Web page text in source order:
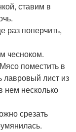
ставим в
раз поперчить,
чесноком.
поместить в
лавровый лист из
нем несколько
срезать